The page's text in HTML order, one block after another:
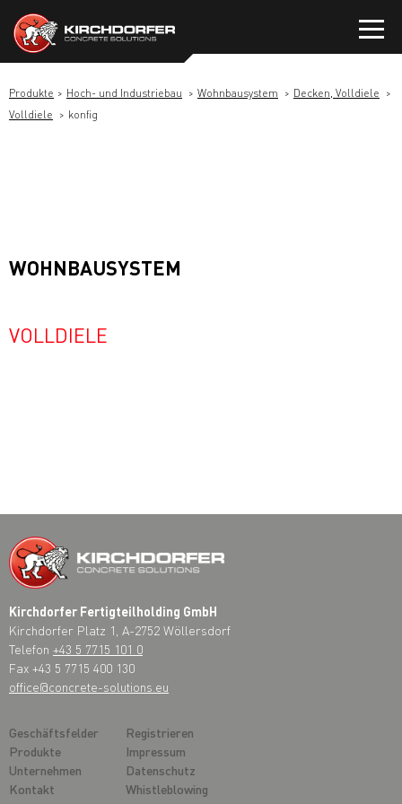
Inhalt
springen
Produkte Hoch- und Industriebau Wohnbausystem
Decken, Volldiele
Volldiele
konfig
WOHNBAUSYSTEM
VOLLDIELE
Kirchdorfer Fertigteilholding GmbH
Kirchdorfer Platz 1, A-2752 Wöllersdorf
Telefon +43 5 7715 101 0
Fax +43 5 7715 400 130
office@concrete-solutions.eu
Geschäftsfelder
Produkte
Unternehmen
Kontakt
Registrieren
Impressum
Datenschutz
Whistleblowing